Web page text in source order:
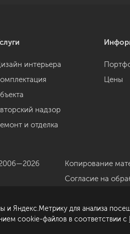
интерьера
надзор
и отделка
Цены
Копирование
Согласие на
Политика
Яндекс.Метрику для анализа
cookie-файлов в соответствии с